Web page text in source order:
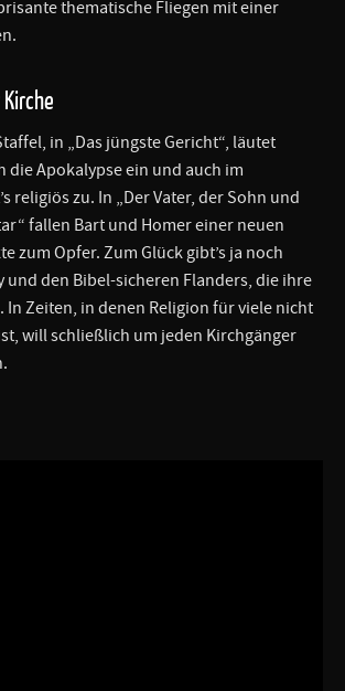
thematische Fliegen mit einer
in „Das jüngste Gericht“, läutet
die Apokalypse ein und auch im
religiös zu. In „Der Vater, der Sohn und
fallen Bart und Homer einer neuen
zum Opfer. Zum Glück gibt’s ja noch
und den Bibel-sicheren Flanders, die ihre
In Zeiten, in denen Religion für viele nicht
will schließlich um jeden Kirchgänger